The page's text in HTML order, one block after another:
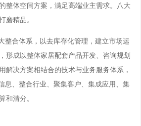
整体空间方案，满足高端业主需求。八大
磨精品。
整合体系，以去库存化管理，建立市场运
形成以整体家居配套产品开发、咨询规划
解决方案相结合的技术与业务服务体系，
息、整合行业、聚集客户、集成应用、集
和清分。